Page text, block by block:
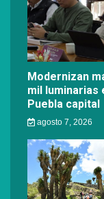
Modernizan
mil luminarias
Puebla capital
agosto 7, 2026